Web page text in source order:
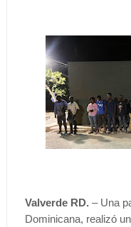
Valverde RD. – Una
Dominicana, realizó